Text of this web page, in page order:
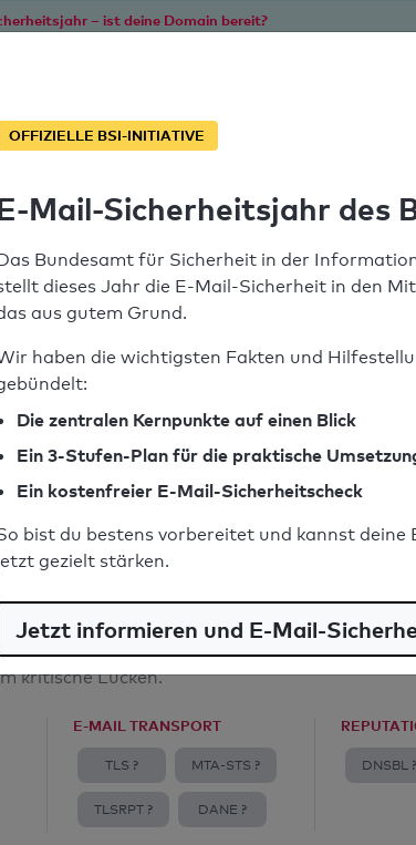
– ist deine Domain bereit?
kritische Lücken.
E-MAIL TRANSPORT
TLS ? MTA-STS ?
TLSRPT ? DANE ?
DNSBL ?
OFFIZIELLE BSI-INITIATIVE
Mail-Sicherheitsjahr des
Bundesamt für Sicherheit in der
dieses Jahr die E-Mail-Sicherheit in den
aus gutem Grund.
haben die wichtigsten Fakten und
Die zentralen Kernpunkte auf einen Blick
Ein 3-Stufen-Plan für die praktische
Ein kostenfreier E-Mail-Sicherheitscheck
bist du bestens vorbereitet und kannst deine
gezielt stärken.
Jetzt informieren und E-Mail-